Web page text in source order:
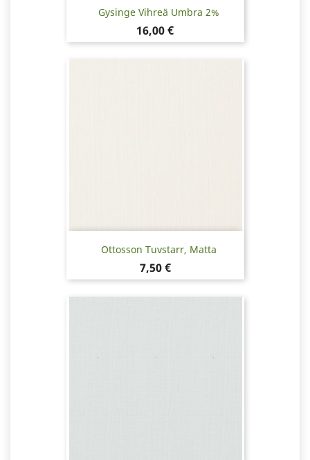
Gysinge Vihreä Umbra 2%
Hinta
16,00 €
Ottosson Tuvstarr, Matta
Hinta
7,50 €